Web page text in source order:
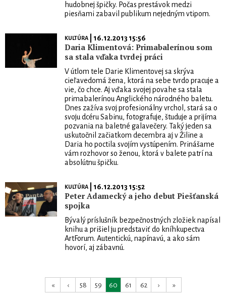
hudobnej špičky. Počas prestávok medzi
piesňami zabavil publikum nejedným vtipom.
KULTÚRA| 16.12.2013 15:56
Daria Klimentová: Primabalerínou som
sa stala vďaka tvrdej práci
V útlom tele Darie Klimentovej sa skrýva
cieľavedomá žena, ktorá na sebe tvrdo pracuje a
vie, čo chce. Aj vďaka svojej povahe sa stala
primabalerínou Anglického národného baletu.
Dnes zažíva svoj profesionálny vrchol, stará sa o
svoju dcéru Sabinu, fotografuje, študuje a prijíma
pozvania na baletné galavečery. Taký jeden sa
uskutočnil začiatkom decembra aj v Žiline a
Daria ho poctila svojím vystúpením. Prinášame
vám rozhovor so ženou, ktorá v balete patrí na
absolútnu špičku.
KULTÚRA| 16.12.2013 15:52
Peter Adamecký a jeho debut Piešťanská
spojka
Bývalý príslušník bezpečnostných zložiek napísal
knihu a prišiel ju predstaviť do kníhkupectva
ArtForum. Autentickú, napínavú, a ako sám
hovorí, aj zábavnú.
« ‹ 58 59 60 61 62 › »